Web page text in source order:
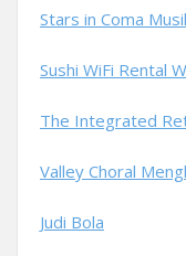
Stars in Coma
Sushi WiFi Rental
The Integrated
Valley Choral
Judi Bola